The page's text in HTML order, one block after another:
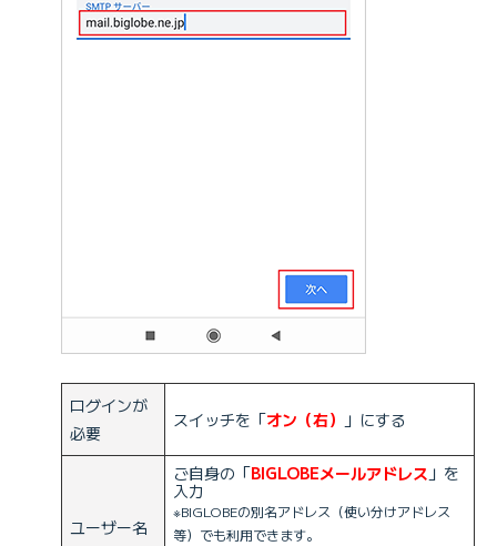
ログインが
必要
スイッチを「オン（右） 」にする
ユーザー名
ご自身の「BIGLOBEメールアドレス 」を
入力
※BIGLOBEの別名アドレス（使い分けアドレス
等）でも利用できます。